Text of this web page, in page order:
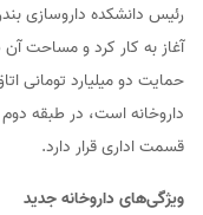
داروخانه است، در طبقه
قسمت اداری قرار دارد.
ویژگی‌های داروخانه جدید